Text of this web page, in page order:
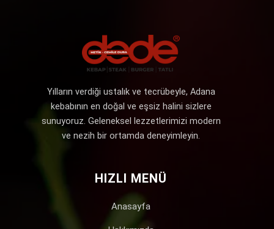
Yılların verdiği ustalık ve tecrübeyle, Adana
kebabının en doğal ve eşsiz halini sizlere
sunuyoruz. Geleneksel lezzetlerimizi modern
ve nezih bir ortamda deneyimleyin.
HIZLI MENÜ
Anasayfa